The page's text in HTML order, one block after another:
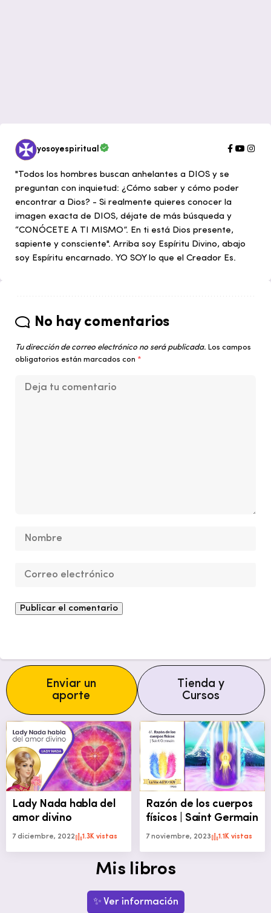
yosoyespiritual
"Todos los hombres buscan anhelantes a DIOS y se
preguntan con inquietud: ¿Cómo saber y cómo poder
encontrar a Dios? - Si realmente quieres conocer la
imagen exacta de DIOS, déjate de más búsqueda y
“CONÓCETE A TI MISMO”. En ti está Dios presente,
sapiente y consciente". Arriba soy Espíritu Divino, abajo
soy Espíritu encarnado. YO SOY lo que el Creador Es.
No hay comentarios
Tu dirección de correo electrónico no será publicada. Los campos
obligatorios están marcados con *
Enviar un
aporte
Tienda y
Cursos
Lady Nada habla del
amor divino
7 diciembre, 2022 1.3K vistas
Razón de los cuerpos
físicos | Saint Germain
7 noviembre, 2023 1.1K vistas
Mis libros
✨ Ver información